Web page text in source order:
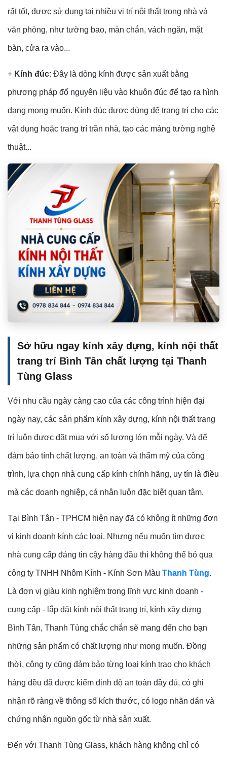
rất tốt, được sử dụng tại nhiều vị trí nội thất trong nhà và
văn phòng, như tường bao, màn chắn, vách ngăn, mặt
bàn, cửa ra vào...
+ Kính đúc: Đây là dòng kính được sản xuất bằng
phương pháp đổ nguyên liệu vào khuôn đúc để tạo ra hình
dạng mong muốn. Kính đúc được dùng để trang trí cho các
vật dụng hoặc trang trí trần nhà, tạo các mảng tường nghệ
thuật...
Sở hữu ngay kính xây dựng, kính nội thất
trang trí Bình Tân chất lượng tại Thanh
Tùng Glass
Với nhu cầu ngày càng cao của các công trình hiện đại
ngày nay, các sản phẩm kính xây dựng, kính nội thất trang
trí luôn được đặt mua với số lượng lớn mỗi ngày. Và để
đảm bảo tính chất lượng, an toàn và thẩm mỹ của công
trình, lựa chọn nhà cung cấp kính chính hãng, uy tín là điều
mà các doanh nghiệp, cá nhân luôn đặc biệt quan tâm.
Tại Bình Tân - TPHCM hiện nay đã có không ít những đơn
vị kinh doanh kính các loại. Nhưng nếu muốn tìm được
nhà cung cấp đáng tin cậy hàng đầu thì không thể bỏ qua
công ty TNHH Nhôm Kính - Kính Sơn Màu Thanh Tùng.
Là đơn vị giàu kinh nghiệm trong lĩnh vực kinh doanh -
cung cấp - lắp đặt kính nội thất trang trí, kính xây dựng
Bình Tân, Thanh Tùng chắc chắn sẽ mang đến cho bạn
những sản phẩm có chất lượng như mong muốn. Đồng
thời, công ty cũng đảm bảo từng loại kính trao cho khách
hàng đều đã được kiểm định độ an toàn đầy đủ, có ghi
nhận rõ ràng về thông số kích thước, có logo nhãn dán và
chứng nhận nguồn gốc từ nhà sản xuất.
Đến với Thanh Tùng Glass, khách hàng không chỉ có